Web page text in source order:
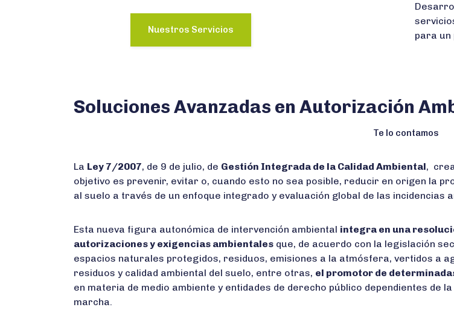
Nuestros Servicios
para un
Soluciones Avanzadas en Autorización
Te lo contamos
La Ley 7/2007, de 9 de julio, de Gestión Integrada de la Calidad Ambiental,
objetivo es prevenir, evitar o, cuando esto no sea posible, reducir en origen la
al suelo a través de un enfoque integrado y evaluación global de las incidencias
Esta nueva figura autonómica de intervención ambiental integra en una
autorizaciones y exigencias ambientales que, de acuerdo con la legislación
espacios naturales protegidos, residuos, emisiones a la atmósfera, vertidos a
residuos y calidad ambiental del suelo, entre otras, el promotor de
en materia de medio ambiente y entidades de derecho público dependientes de
marcha.